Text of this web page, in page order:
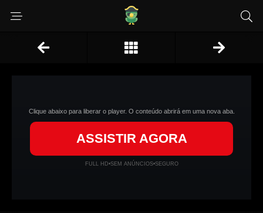
Clique abaixo para liberar o player. O conteúdo abrirá em uma nova aba.
ASSISTIR AGORA
FULL HD•SEM ANÚNCIOS•SEGURO